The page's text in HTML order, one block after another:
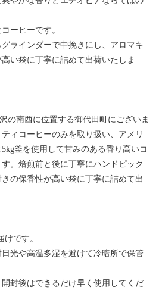
ーヒーです。
ラインダーで中挽きにし、アロマキ
い袋に丁寧に詰めて出荷いたしま
の南西に位置する御代田町にございま
ィコーヒーのみを取り扱い、アメリ
釜を使用して甘みのある香り高いコ
。焙煎前と後に丁寧にハンドピック
の保香性が高い袋に丁寧に詰めて出
けです。
光や高温多湿を避けて冷暗所で保管
開封後はできるだけ早く使用してくだ